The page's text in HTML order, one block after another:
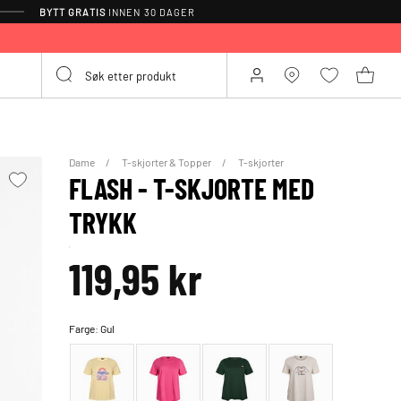
BYTT GRATISINNEN 30 DAGER
Dame T-skjorter & Topper T-skjorter
FLASH - T-SKJORTE MED
TRYKK
119,95 kr
Farge:Gul